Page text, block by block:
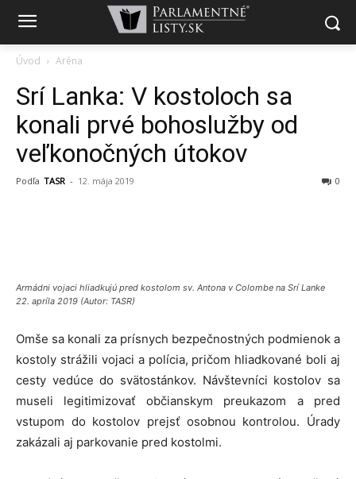
Úvod Aréna
Srí Lanka: V kostoloch sa
konali prvé bohoslužby od
veľkonočných útokov
Podľa TASR - 12. mája 2019 0
Armádni vojaci hliadkujú pred kostolom sv. Antona v Colombe na Srí Lanke
22. apríla 2019 (Autor: TASR)
Omše sa konali za prísnych bezpečnostných podmienok a
kostoly strážili vojaci a polícia, pričom hliadkované boli aj
cesty vedúce do svätostánkov. Návštevníci kostolov sa
museli legitimizovať občianskym preukazom a pred
vstupom do kostolov prejsť osobnou kontrolou. Úrady
zakázali aj parkovanie pred kostolmi.